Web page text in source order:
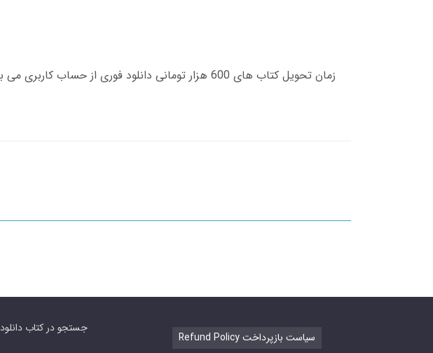
SEARCH جستجو در کتاب دانلود
Refund Policy سیاست بازپرداخت